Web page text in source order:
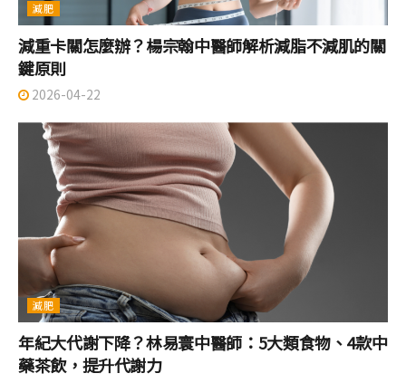
減肥
減重卡關怎麼辦？楊宗翰中醫師解析減脂不減肌的關
鍵原則
2026-04-22
減肥
年紀大代謝下降？林易寰中醫師：5大類食物、4款中
藥茶飲，提升代謝力